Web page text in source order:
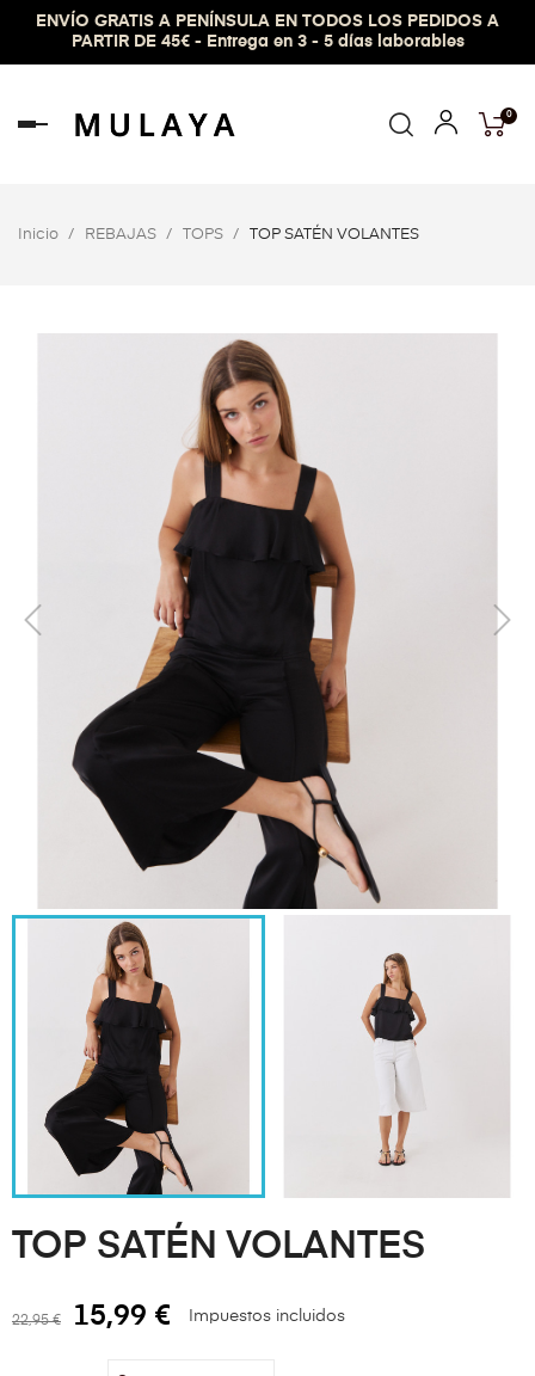
ENVÍO GRATIS A PENÍNSULA EN TODOS LOS PEDIDOS A
PARTIR DE 45€ - Entrega en 3 - 5 días laborables
Navegación
0
Inicio REBAJAS TOPS TOP SATÉN VOLANTES
TOP SATÉN VOLANTES
22,95 € 15,99 € Impuestos incluidos